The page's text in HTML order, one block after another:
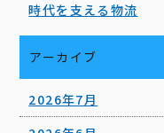
時代を支える物流
アーカイブ
2026年7月